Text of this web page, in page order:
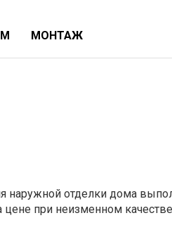
МОНТАЖ
наружной отделки дома
при неизменном